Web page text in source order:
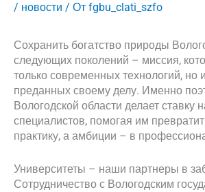
/ новости / От fgbu_clati_szfo
Сохранить богатство природы
следующих поколений – миссия,
только современных технологий, но
преданных своему делу. Именно
Вологодской области делает ставку
специалистов, помогая им
практику, а амбиции – в
Университеты – наши партнеры в
Сотрудничество с Вологодским